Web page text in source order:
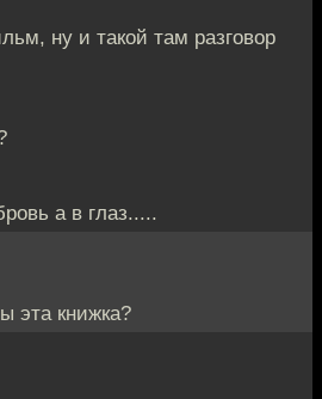
ну и такой там разговор
а в глаз.....
эта книжка?